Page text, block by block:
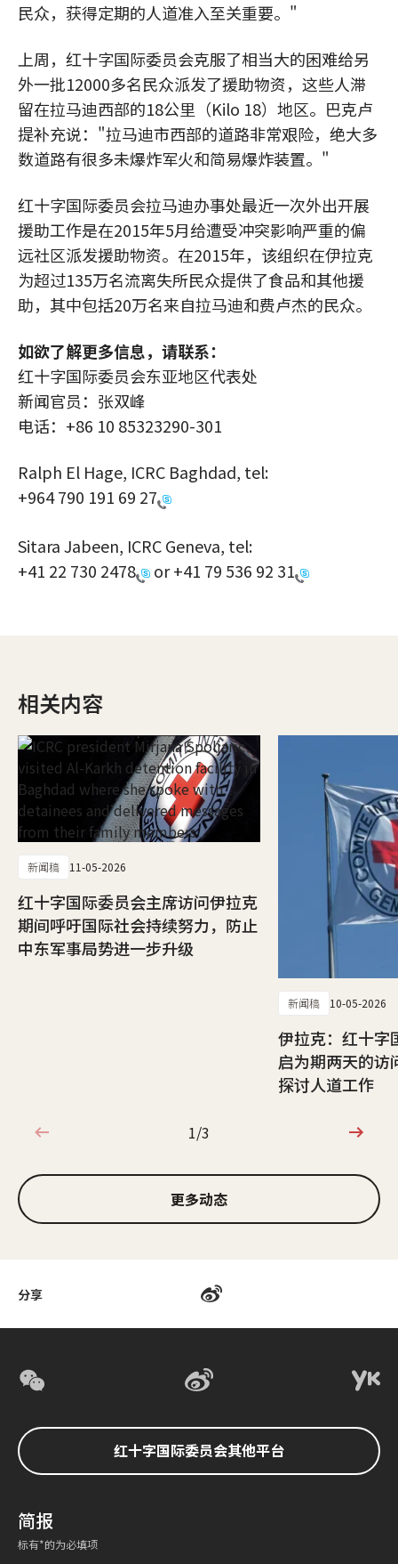
分享
民众，获得定期的人道准入至关重要。"
上周，红十字国际委员会克服了相当大的困难给另
外一批12000多名民众派发了援助物资，这些人滞
留在拉马迪西部的18公里（Kilo 18）地区。巴克卢
提补充说："拉马迪市西部的道路非常艰险，绝大多
数道路有很多未爆炸军火和简易爆炸装置。"
红十字国际委员会拉马迪办事处最近一次外出开展
援助工作是在2015年5月给遭受冲突影响严重的偏
远社区派发援助物资。在2015年，该组织在伊拉克
为超过135万名流离失所民众提供了食品和其他援
助，其中包括20万名来自拉马迪和费卢杰的民众。
如欲了解更多信息，请联系：
红十字国际委员会东亚地区代表处
新闻官员：张双峰
电话：+86 10 85323290-301
Ralph El Hage, ICRC Baghdad, tel:
+964 790 191 69 27
Sitara Jabeen, ICRC Geneva, tel:
+41 22 730 2478
or+41 79 536 92 31
相关内容
新闻稿 11-05-2026
红十字国际委员会主席访问伊拉克
期间呼吁国际社会持续努力，防止
中东军事局势进一步升级
新闻稿 10-05-2026
伊拉克：红十字
启为期两天的访
探讨人道工作
1/3
1/3
更多动态
红十字国际委员会其他平台
简报
标有*的为必填项